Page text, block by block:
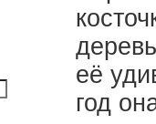
её
год